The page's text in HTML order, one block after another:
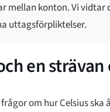
mellan konton. Vi vidtar
uttagsförpliktelser.
en
om hur Celsius